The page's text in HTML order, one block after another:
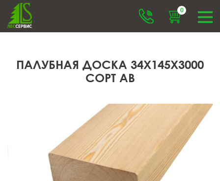
0
ПАЛУБНАЯ ДОСКА 34X145X3000
СОРТ АВ